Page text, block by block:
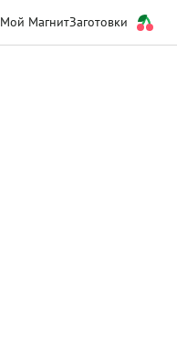
Мой МагнитЗаготовки